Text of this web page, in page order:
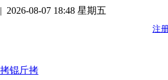
| 2026-08-07 18:48 星期五